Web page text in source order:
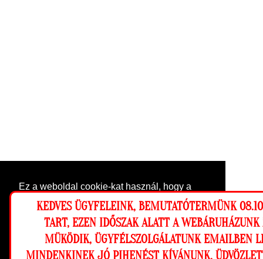
Ez a weboldal cookie-kat használ, hogy a
lehető legjobb élményt nyújtsa honlapunkon.
Beállítások
Engedélyezem
KEDVES ÜGYFELEINK, BEMUTATÓTERMÜNK
TART, EZEN IDŐSZAK ALATT A WEBÁRUHÁZUNK
MÜKÖDIK, ÜGYFÉLSZOLGÁLATUNK EMAILBEN
MINDENKINEK JÓ PIHENÉST KÍVÁNUNK,